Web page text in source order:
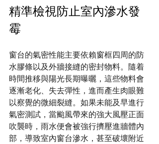
精準檢視防止室內滲水發
霉
窗台的氣密性能主要依賴窗框四周的防
水膠條以及外牆接縫的密封物料。隨着
時間推移與陽光長期曝曬，這些物料會
逐漸老化、失去彈性，進而產生肉眼難
以察覺的微細裂縫。如果未能及早進行
氣密測試，當颱風帶來的強大風壓正面
吹襲時，雨水便會被強行擠壓進牆體內
部，導致室內窗台滲水，甚至破壞附近